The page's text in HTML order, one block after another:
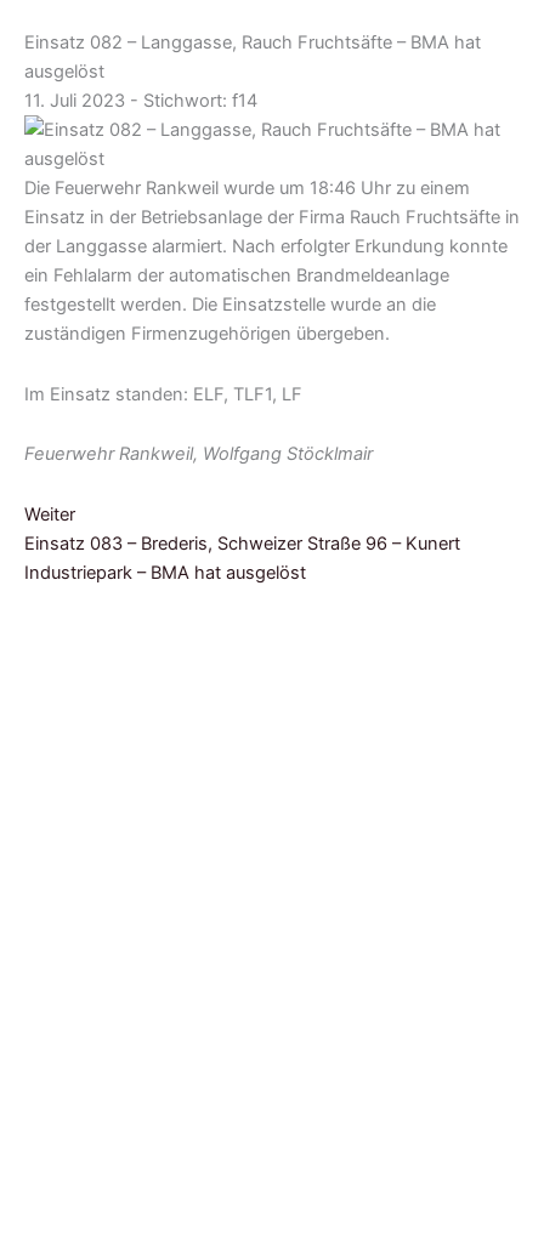
Einsatz 082 – Langgasse, Rauch Fruchtsäfte – BMA hat
ausgelöst
11. Juli 2023 - Stichwort: f14
Die Feuerwehr Rankweil wurde um 18:46 Uhr zu einem
Einsatz in der Betriebsanlage der Firma Rauch Fruchtsäfte in
der Langgasse alarmiert. Nach erfolgter Erkundung konnte
ein Fehlalarm der automatischen Brandmeldeanlage
festgestellt werden. Die Einsatzstelle wurde an die
zuständigen Firmenzugehörigen übergeben.
Im Einsatz standen: ELF, TLF1, LF
Feuerwehr Rankweil, Wolfgang Stöcklmair
Weiter
Einsatz 083 – Brederis, Schweizer Straße 96 – Kunert
Industriepark – BMA hat ausgelöst